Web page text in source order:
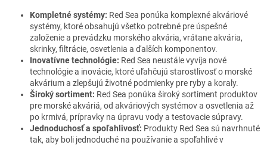
Kompletné systémy: Red Sea ponúka komplexné akváriové
systémy, ktoré obsahujú všetko potrebné pre úspešné
založenie a prevádzku morského akvária, vrátane akvária,
skrinky, filtrácie, osvetlenia a ďalších komponentov.
Inovatívne technológie: Red Sea neustále vyvíja nové
technológie a inovácie, ktoré uľahčujú starostlivosť o morské
akvárium a zlepšujú životné podmienky pre ryby a koraly.
Široký sortiment: Red Sea ponúka široký sortiment produktov
pre morské akváriá, od akváriových systémov a osvetlenia až
po krmivá, prípravky na úpravu vody a testovacie súpravy.
Jednoduchosť a spoľahlivosť: Produkty Red Sea sú navrhnuté
tak, aby boli jednoduché na používanie a spoľahlivé v